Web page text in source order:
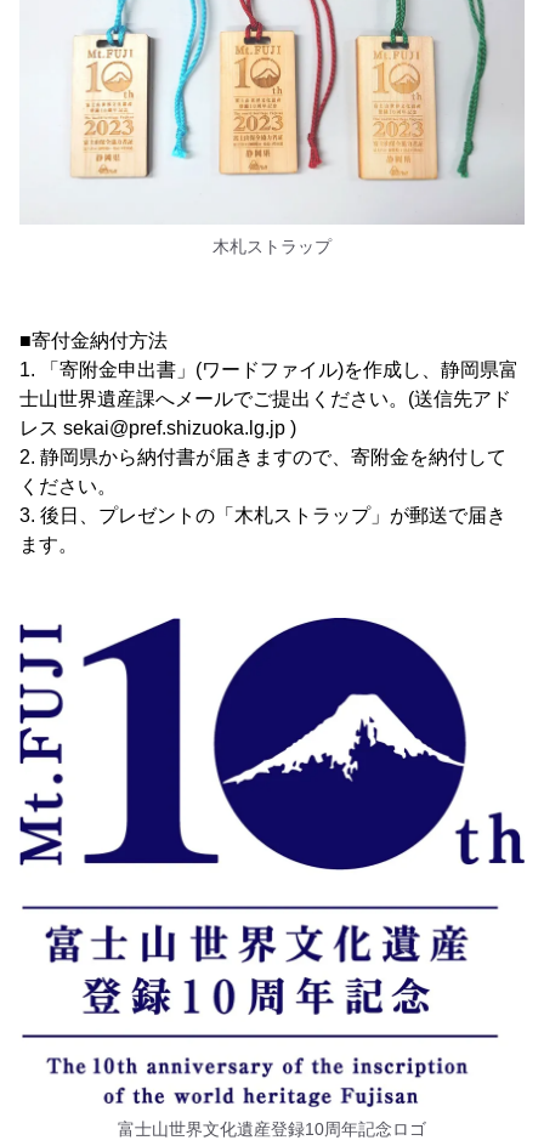
木札ストラップ
■寄付金納付方法
1. 「寄附金申出書」(ワードファイル)を作成し、静岡県富
士山世界遺産課へメールでご提出ください。(送信先アド
レス sekai@pref.shizuoka.lg.jp )
2. 静岡県から納付書が届きますので、寄附金を納付して
ください。
3. 後日、プレゼントの「木札ストラップ」が郵送で届き
ます。
富士山世界文化遺産登録10周年記念ロゴ